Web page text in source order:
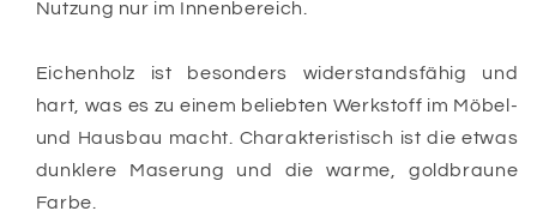
Nutzung nur im Innenbereich.
Eichenholz ist besonders widerstandsfähig und
hart, was es zu einem beliebten Werkstoff im Möbel-
und Hausbau macht. Charakteristisch ist die etwas
dunklere Maserung und die warme, goldbraune
Farbe.